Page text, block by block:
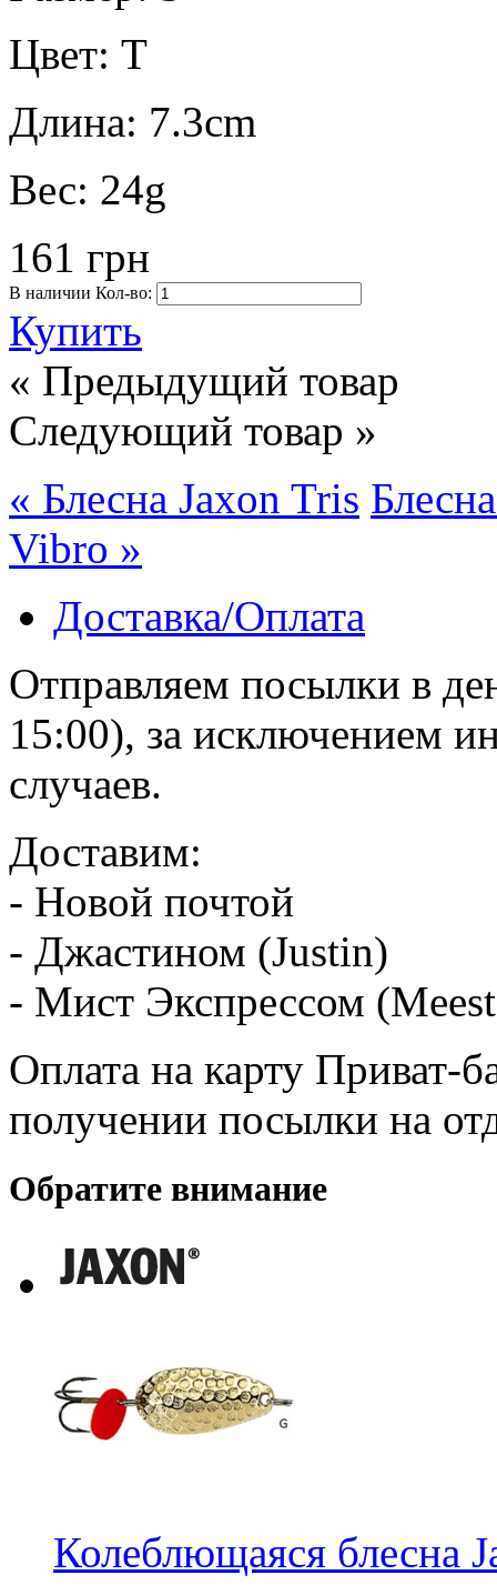
Цвет: T
Длина: 7.3cm
Вес: 24g
161 грн
В наличии Кол-во:
Купить
« Предыдущий товар
Следующий товар »
« Блесна Jaxon Tris
Vibro »
Доставка/Оплата
Отправляем посылки в
15:00), за исключением
случаев.
Доставим:
- Новой почтой
- Джастином (Justin)
- Мист Экспрессом
Оплата на карту Приват-
получении посылки на
Обратите внимание
Колеблющаяся блесна